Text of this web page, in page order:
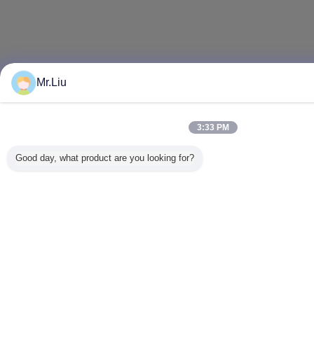
Mr.Liu
3:33 PM
Good day, what product are you looking for?